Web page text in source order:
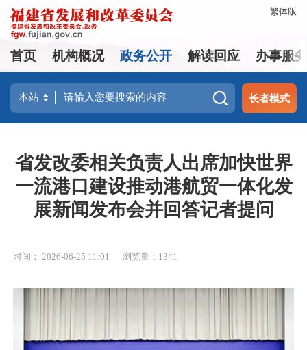
繁体版
首页 机构概况 政务公开 解读回应 办事服
长者模式
省发改委相关负责人出席加快世界
一流港口建设推动港航贸一体化发
展新闻发布会并回答记者提问
时间： 2026-06-25 11:01 浏览量：1341